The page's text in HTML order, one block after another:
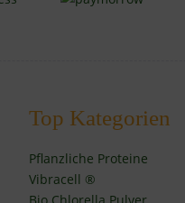
Top Kategorien
Pflanzliche Proteine
Vibracell ®